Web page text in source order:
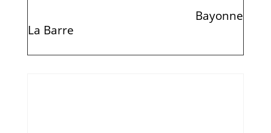
Bayonne
La Barre